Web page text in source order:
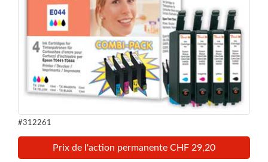
#312261
Prix de l'action permanente CHF 29,20